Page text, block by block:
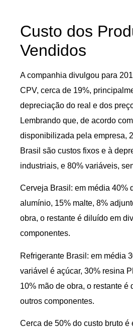
Custo dos
Vendidos
A companhia divulgou para
CPV, cerca de 19%,
depreciação do real e dos
Lembrando que, de acordo
disponibilizada pela empresa,
Brasil são custos fixos e à
industriais, e 80% variáveis,
Cerveja Brasil: em média 40%
alumínio, 15% malte, 8%
obra, o restante é diluído em
componentes.
Refrigerante Brasil: em média
variável é açúcar, 30% resina
10% mão de obra, o restante é
outros componentes.
Cerca de 50% do custo bruto é